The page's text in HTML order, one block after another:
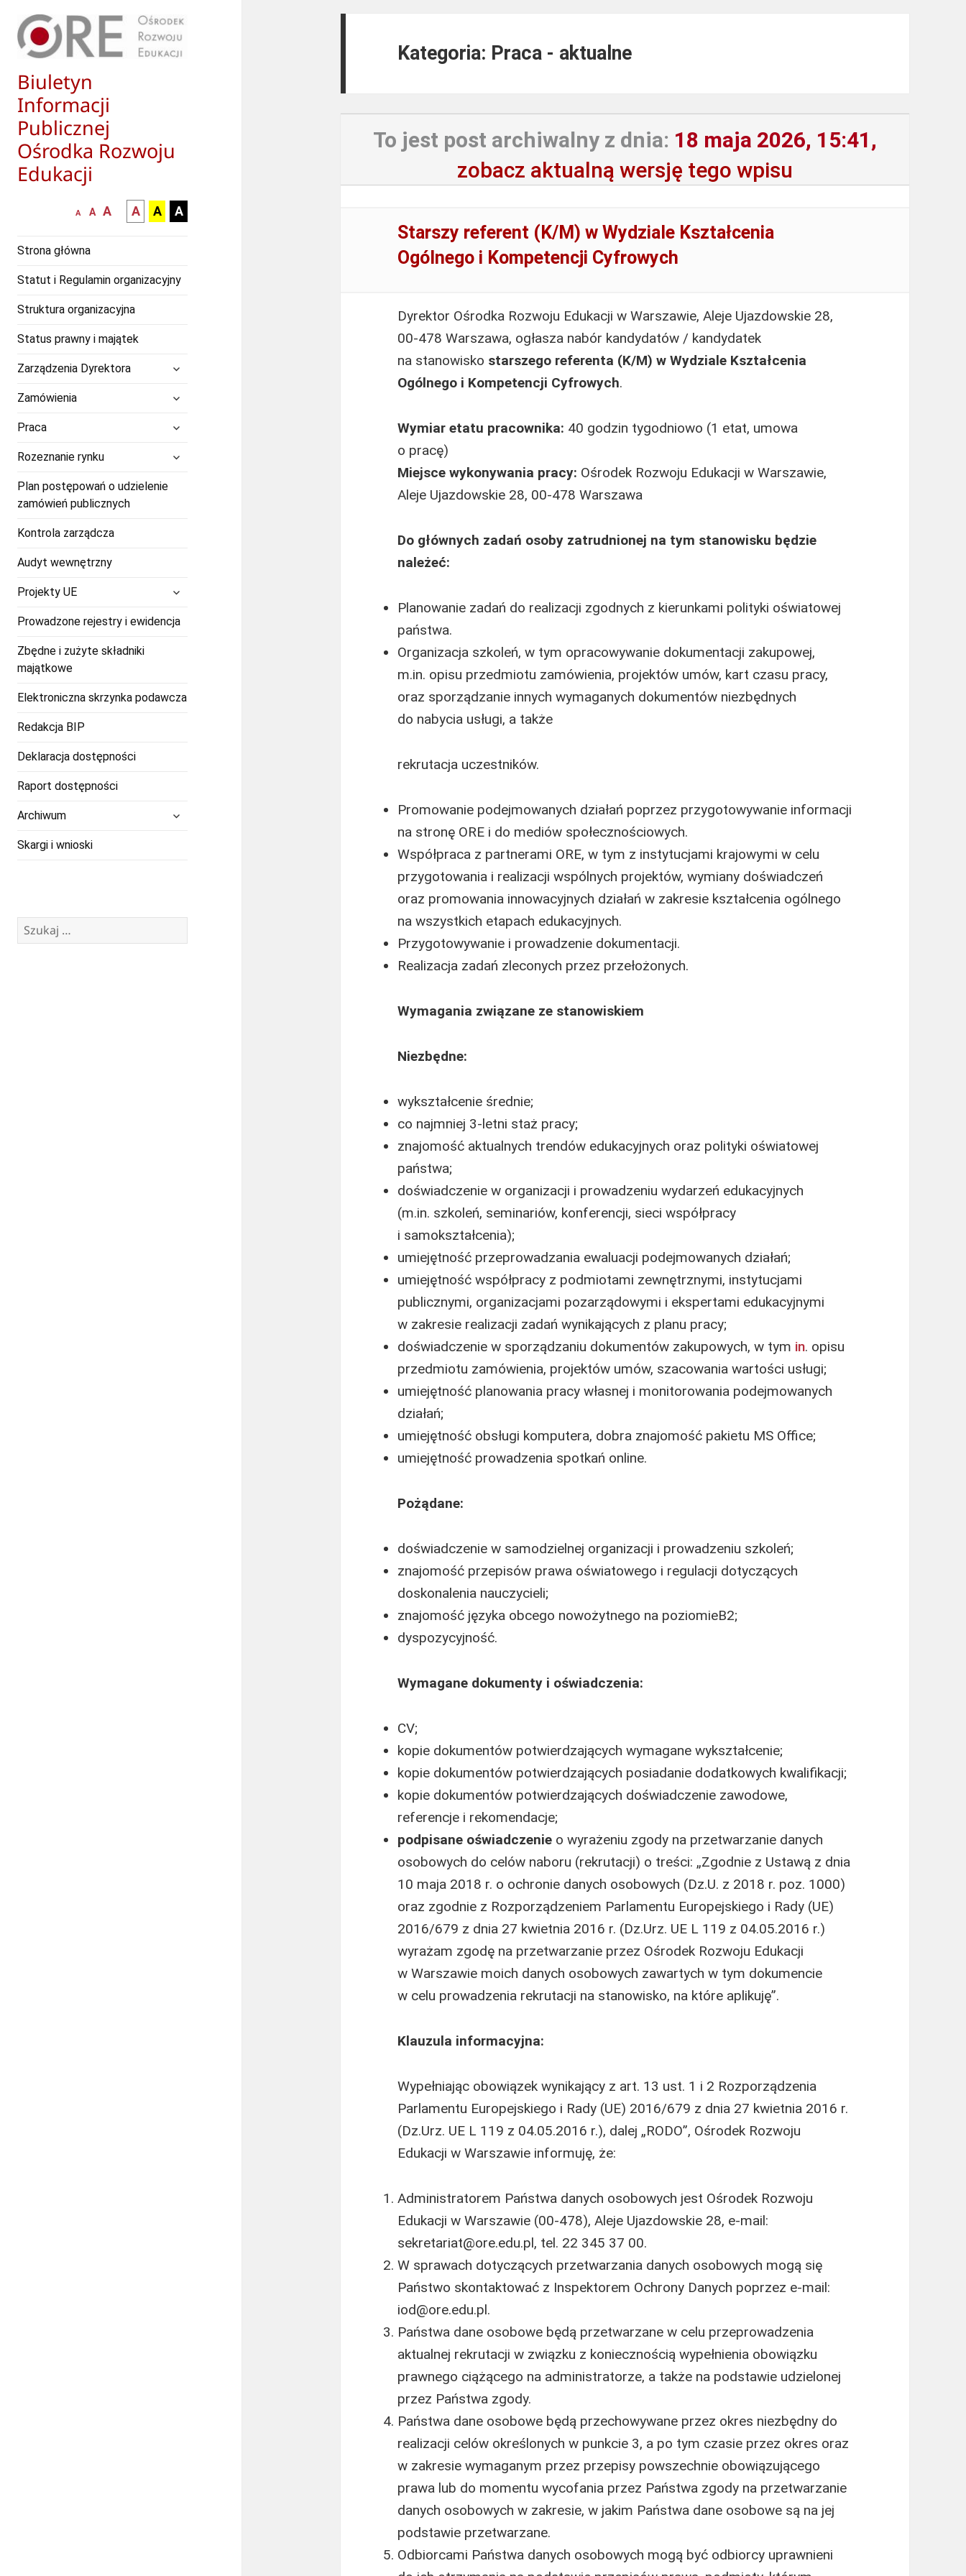
Biuletyn
Informacji
Publicznej
Ośrodka Rozwoju
Edukacji
mniejsza
A
normalna
A
większa-
czcionka
A
kontrast
czarny
białym
A
kontrast
czarny
zółtym
A
kontrast
żółty
A
Strona główna
Statut i Regulamin organizacyjny
Struktura organizacyjna
Status prawny i majątek
Zarządzenia Dyrektora
rozwiń
menu
Zamówienia
Praca
Rozeznanie rynkurozwiń
menu
potomne
Plan postępowań o udzielenie
zamówień publicznych
Kontrola zarządcza
Audyt wewnętrzny
Projekty UE
potomne
Prowadzone rejestry i ewidencja
Zbędne i zużyte składniki
majątkowe
Elektroniczna skrzynka podawcza
Redakcja BIP
Deklaracja dostępności
Raport dostępności
Archiwum
Skargi i wnioski
Szukaj:
Kategoria: Praca - aktualne
To jest post archiwalny z dnia: 18 maja 2026, 15:41,
zobacz aktualną wersję tego wpisu
Starszy referent (K/M) w Wydziale Kształcenia
Ogólnego i Kompetencji Cyfrowych
Dyrektor Ośrodka Rozwoju Edukacji w Warszawie, Aleje Ujazdowskie 28,
00-478 Warszawa, ogłasza nabór kandydatów / kandydatek
na stanowisko starszego referenta (K/M) w Wydziale Kształcenia
Ogólnego i Kompetencji Cyfrowych.
Wymiar etatu pracownika: 40 godzin tygodniowo (1 etat, umowa
o pracę)
Miejsce wykonywania pracy: Ośrodek Rozwoju Edukacji w Warszawie,
Aleje Ujazdowskie 28, 00-478 Warszawa
Do głównych zadań osoby zatrudnionej na tym stanowisku będzie
należeć:
Planowanie zadań do realizacji zgodnych z kierunkami polityki oświatowej
państwa.
Organizacja szkoleń, w tym opracowywanie dokumentacji zakupowej,
m.in. opisu przedmiotu zamówienia, projektów umów, kart czasu pracy,
oraz sporządzanie innych wymaganych dokumentów niezbędnych
do nabycia usługi, a także
rekrutacja uczestników.
Promowanie podejmowanych działań poprzez przygotowywanie informacji
na stronę ORE i do mediów społecznościowych.
Współpraca z partnerami ORE, w tym z instytucjami krajowymi w celu
przygotowania i realizacji wspólnych projektów, wymiany doświadczeń
oraz promowania innowacyjnych działań w zakresie kształcenia ogólnego
na wszystkich etapach edukacyjnych.
Przygotowywanie i prowadzenie dokumentacji.
Realizacja zadań zleconych przez przełożonych.
Wymagania związane ze stanowiskiem
Niezbędne:
wykształcenie średnie;
co najmniej 3-letni staż pracy;
znajomość aktualnych trendów edukacyjnych oraz polityki oświatowej
państwa;
doświadczenie w organizacji i prowadzeniu wydarzeń edukacyjnych
(m.in. szkoleń, seminariów, konferencji, sieci współpracy
i samokształcenia);
umiejętność przeprowadzania ewaluacji podejmowanych działań;
umiejętność współpracy z podmiotami zewnętrznymi, instytucjami
publicznymi, organizacjami pozarządowymi i ekspertami edukacyjnymi
w zakresie realizacji zadań wynikających z planu pracy;
doświadczenie w sporządzaniu dokumentów zakupowych, w tym in. opisu
przedmiotu zamówienia, projektów umów, szacowania wartości usługi;
umiejętność planowania pracy własnej i monitorowania podejmowanych
działań;
umiejętność obsługi komputera, dobra znajomość pakietu MS Office;
umiejętność prowadzenia spotkań online.
Pożądane:
doświadczenie w samodzielnej organizacji i prowadzeniu szkoleń;
znajomość przepisów prawa oświatowego i regulacji dotyczących
doskonalenia nauczycieli;
znajomość języka obcego nowożytnego na poziomieB2;
dyspozycyjność.
Wymagane dokumenty i oświadczenia:
CV;
kopie dokumentów potwierdzających wymagane wykształcenie;
kopie dokumentów potwierdzających posiadanie dodatkowych kwalifikacji;
kopie dokumentów potwierdzających doświadczenie zawodowe,
referencje i rekomendacje;
podpisane oświadczenie o wyrażeniu zgody na przetwarzanie danych
osobowych do celów naboru (rekrutacji) o treści: „Zgodnie z Ustawą z dnia
10 maja 2018 r. o ochronie danych osobowych (Dz.U. z 2018 r. poz. 1000)
oraz zgodnie z Rozporządzeniem Parlamentu Europejskiego i Rady (UE)
2016/679 z dnia 27 kwietnia 2016 r. (Dz.Urz. UE L 119 z 04.05.2016 r.)
wyrażam zgodę na przetwarzanie przez Ośrodek Rozwoju Edukacji
w Warszawie moich danych osobowych zawartych w tym dokumencie
w celu prowadzenia rekrutacji na stanowisko, na które aplikuję”.
Klauzula informacyjna:
Wypełniając obowiązek wynikający z art. 13 ust. 1 i 2 Rozporządzenia
Parlamentu Europejskiego i Rady (UE) 2016/679 z dnia 27 kwietnia 2016 r.
(Dz.Urz. UE L 119 z 04.05.2016 r.), dalej „RODO”, Ośrodek Rozwoju
Edukacji w Warszawie informuję, że:
Administratorem Państwa danych osobowych jest Ośrodek Rozwoju
Edukacji w Warszawie (00-478), Aleje Ujazdowskie 28, e-mail:
sekretariat@ore.edu.pl, tel. 22 345 37 00.
W sprawach dotyczących przetwarzania danych osobowych mogą się
Państwo skontaktować z Inspektorem Ochrony Danych poprzez e-mail:
iod@ore.edu.pl.
Państwa dane osobowe będą przetwarzane w celu przeprowadzenia
aktualnej rekrutacji w związku z koniecznością wypełnienia obowiązku
prawnego ciążącego na administratorze, a także na podstawie udzielonej
przez Państwa zgody.
Państwa dane osobowe będą przechowywane przez okres niezbędny do
realizacji celów określonych w punkcie 3, a po tym czasie przez okres oraz
w zakresie wymaganym przez przepisy powszechnie obowiązującego
prawa lub do momentu wycofania przez Państwa zgody na przetwarzanie
danych osobowych w zakresie, w jakim Państwa dane osobowe są na jej
podstawie przetwarzane.
Odbiorcami Państwa danych osobowych mogą być odbiorcy uprawnieni